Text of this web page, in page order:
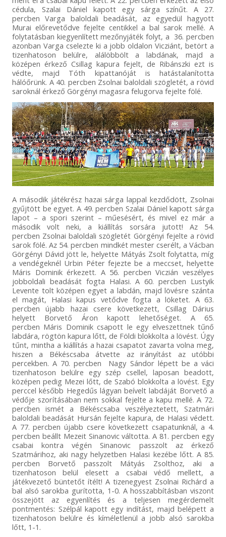
cédula, Szalai Dániel kapott egy sárga színűt. A 27.
percben Varga baloldali beadását, az egyedül hagyott
Murai előrevetődve fejelte centikkel a bal sarok mellé. A
folytatásban kiegyenlített mezőnyjáték folyt, a 36. percben
azonban Varga cselezte ki a jobb oldalon Vicziánt, betört a
tizenhatoson belülre, alálöbbölt a labdának, majd a
középen érkező Csillag kapura fejelt, de Ribánszki ezt is
védte, majd Tóth kipattanóját is hatástalanította
hálóőrünk. A 40. percben Zsolnai baloldali szögletét, a rövid
saroknál érkező Görgényi magasra felugorva fejelte fölé.
A második játékrész hazai sárga lappal kezdődött, Zsolnai
gyűjtött be egyet. A 49. percben Szalai Dániel kapott sárga
lapot – a spori szerint – műesésért, és mivel ez már a
második volt neki, a kiállítás sorsára jutott! Az 54.
percben Zsolnai baloldali szögletét Görgényi fejelte a rövid
sarok fölé. Az 54. percben mindkét mester cserélt, a Vácban
Görgényi Dávid jött le, helyette Mátyás Zsolt folytatta, míg
a vendégeknél Urbin Péter fejezte be a meccset, helyette
Máris Dominik érkezett. A 56. percben Viczián veszélyes
jobboldali beadását fogta Halasi. A 60. percben Lustyik
Levente tolt középen egyet a labdán, majd lövésre szánta
el magát, Halasi kapus vetődve fogta a löketet. A 63.
percben újabb hazai csere következett, Csillag Dárius
helyett Borvető Áron kapott lehetőséget. A 65.
percben Máris Dominik csapott le egy elveszettnek tűnő
labdára, rögtön kapura lőtt, de Földi blokkolta a lövést. Úgy
tűnt, mintha a kiállítás a hazai csapatot zavarta volna meg,
hiszen a Békéscsaba átvette az irányítást az utóbbi
percekben. A 70. percben Nagy Sándor lépett be a váci
tizenhatoson belülre egy szép csellel, laposan beadott,
középen pedig Mezei lőtt, de Szabó blokkolta a lövést. Egy
perccel később Hegedűs lágyan beívelt labdáját Borvető a
védője szorításában nem sokkal fejelte a kapu mellé. A 72.
percben ismét a Békéscsaba veszélyeztetett, Szatmári
baloldali beadását Hursán fejelte kapura, de Halasi védett.
A 77. percben újabb csere következett csapatunknál, a 4.
percben beállt Mezeit Sinanovic váltotta. A 81. percben egy
csabai kontra végén Sinanovic passzolt az érkező
Szatmárihoz, aki nagy helyzetben Halasi kezébe lőtt. A 85.
percben Borvető passzolt Mátyás Zsolthoz, aki a
tizenhatoson belül elesett a csabai védő mellett, a
játékvezető büntetőt ítélt! A tizenegyest Zsolnai Richárd a
bal alsó sarokba gurította, 1-0. A hosszabbításban viszont
összejött az egyenlítés és a teljesen megérdemelt
pontmentés: Szélpál kapott egy indítást, majd belépett a
tizenhatoson belülre és kíméletlenül a jobb alsó sarokba
lőtt, 1-1.